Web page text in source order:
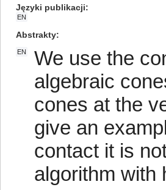
Języki publikacji
EN
Abstrakty
EN
We use the
algebraic
cones at the
give an
contact it is
algorithm with